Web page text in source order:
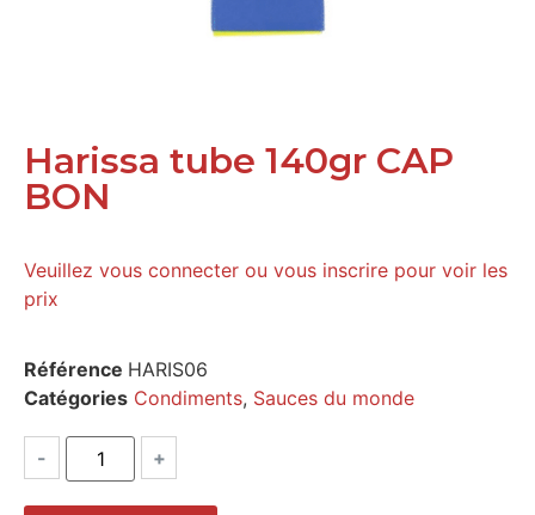
Harissa tube 140gr CAP
BON
Veuillez vous connecter ou vous inscrire pour voir les
prix
Référence HARIS06
Catégories Condiments, Sauces du monde
- +